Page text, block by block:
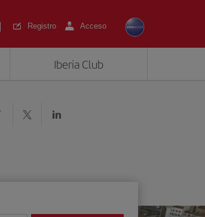
Registro Acceso
Iberia Club